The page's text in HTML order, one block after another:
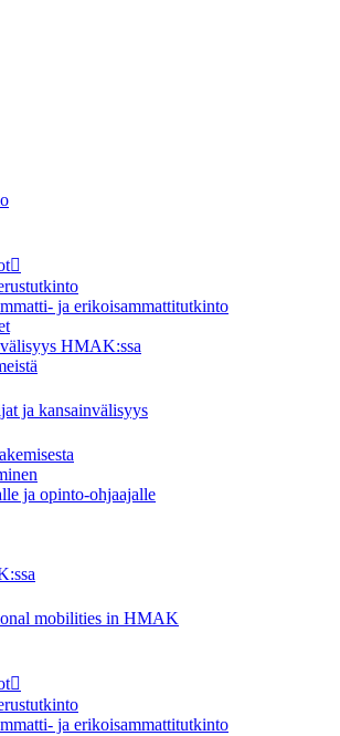
ja erikoisammattitutkinto
HMAK:ssa
ja kansainvälisyys
ja opinto-ohjaajalle
mobilities in HMAK
ja erikoisammattitutkinto